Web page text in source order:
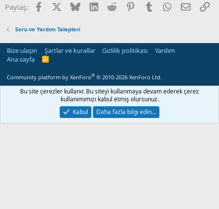
Paylaş: Facebook BlueskyLinkedInReddit PinterestTumblr WhatsApp
E-posta
Soru ve Yardım Talepleri
Bize ulaşın Şartlar ve kurallar Gizlilik politikası
Yardım
Ana sayfa
R
Community platform by XenForo® © 2010-2026 XenForo Ltd.
Bu site çerezler kullanır. Bu siteyi kullanmaya devam ederek çerez
kullanımımızı kabul etmiş olursunuz.
Kabul
Daha fazla bilgi edin…